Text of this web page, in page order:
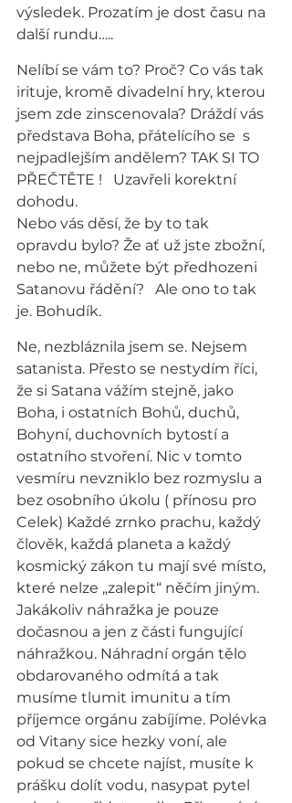
výsledek. Prozatím je dost času na
další rundu…..
Nelíbí se vám to? Proč? Co vás tak
irituje, kromě divadelní hry, kterou
jsem zde zinscenovala? Dráždí vás
představa Boha, přátelícího se  s
nejpadlejším andělem? TAK SI TO
PŘEČTĚTE !   Uzavřeli korektní
dohodu.
Nebo vás děsí, že by to tak
opravdu bylo? Že ať už jste zbožní,
nebo ne, můžete být předhozeni
Satanovu řádění?   Ale ono to tak
je. Bohudík.
Ne, nezbláznila jsem se. Nejsem
satanista. Přesto se nestydím říci,
že si Satana vážím stejně, jako
Boha, i ostatních Bohů, duchů,
Bohyní, duchovních bytostí a
ostatního stvoření. Nic v tomto
vesmíru nevzniklo bez rozmyslu a
bez osobního úkolu ( přínosu pro
Celek) Každé zrnko prachu, každý
člověk, každá planeta a každý
kosmický zákon tu mají své místo,
které nelze „zalepit“ něčím jiným.
Jakákoliv náhražka je pouze
dočasnou a jen z části fungující
náhražkou. Náhradní orgán tělo
obdarovaného odmítá a tak
musíme tlumit imunitu a tím
příjemce orgánu zabíjíme. Polévka
od Vitany sice hezky voní, ale
pokud se chcete najíst, musíte k
prášku dolít vodu, nasypat pytel